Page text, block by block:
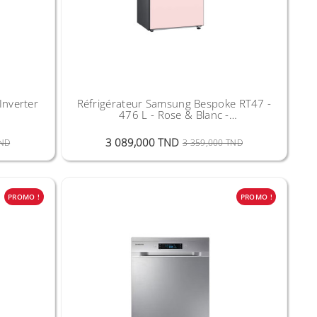
Prix Public
Prix
Réfrigérateur Samsung Bespoke RT47 -
476 L - Rose & Blanc -
3 089,000 TND 3 359,000 TNDPrix Public
Prix
PROMO ! PROMO !